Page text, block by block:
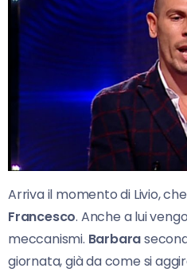
Arriva il momento di Livio,
Francesco. Anche a lui
meccanismi. Barbara
giornata, già da come si